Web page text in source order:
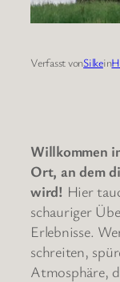
Verfasst vonSilkein
Willkommen
Ort, an dem
wird! Hier
schauriger
Erlebnisse.
schreiten,
Atmosphäre,